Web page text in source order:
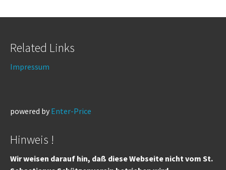
Related Links
Impressum
powered by Enter-Price
Hinweis !
Wir weisen darauf hin, daß diese Webseite nicht vom St.